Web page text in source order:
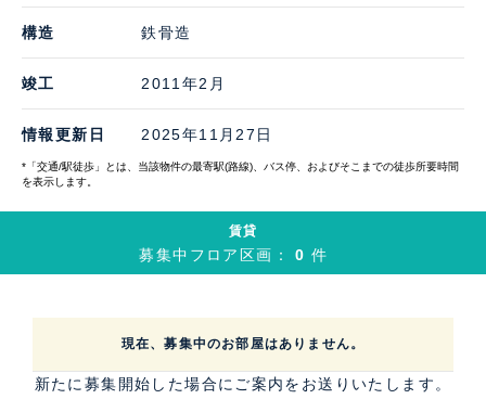
構造 鉄骨造
竣工 2011年2月
情報更新日 2025年11月27日
*「交通/駅徒歩」とは、当該物件の最寄駅(路線)、バス停、およびそこまでの徒歩所要時間
を表示します。
賃貸
募集中フロア区画：0件
現在、募集中のお部屋はありません。
新たに募集開始した場合にご案内をお送りいたします。